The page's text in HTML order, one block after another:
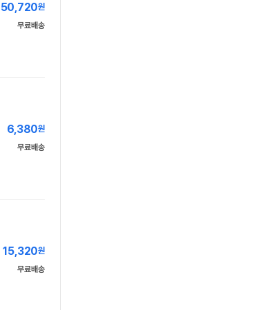
50,720원
무료배송
6,380원
무료배송
15,320원
무료배송